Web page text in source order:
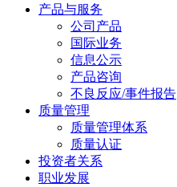
产品与服务
公司产品
国际业务
信息公示
产品咨询
不良反应/事件报告
质量管理
质量管理体系
质量认证
投资者关系
职业发展